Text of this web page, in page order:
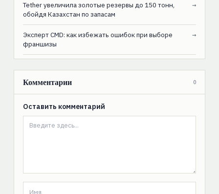
Tether увеличила золотые резервы до 150 тонн,
обойдя Казахстан по запасам
→
Эксперт CMD: как избежать ошибок при выборе
франшизы
→
Комментарии 0
Оставить комментарий